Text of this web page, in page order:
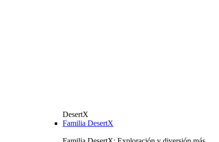
DesertX
Familia DesertX